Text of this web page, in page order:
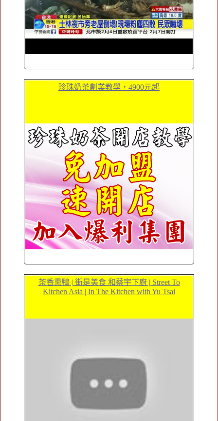
珍珠奶茶創業教學，4900元起
茶香熏鴨 | 街是美食 和蔡宇下廚 | Street To
Kitchen Asia | In The Kitchen with Yu Tsai